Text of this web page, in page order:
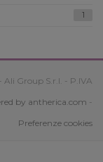
1
Group S.r.l. - P.IVA
by antherica.com -
Preferenze cookies